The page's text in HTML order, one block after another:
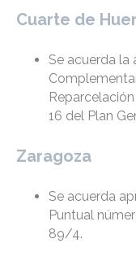
Cuarte de
Se acuerda la
16 del Plan
Zaragoza
Se acuerda
Puntual
89/4.